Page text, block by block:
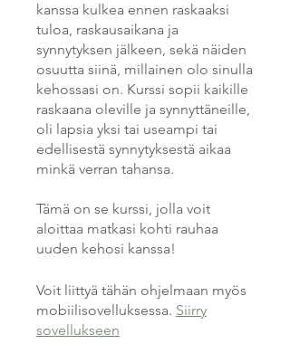
kanssa kulkea ennen raskaaksi
tuloa, raskausaikana ja
synnytyksen jälkeen, sekä näiden
osuutta siinä, millainen olo sinulla
kehossasi on. Kurssi sopii kaikille
raskaana oleville ja synnyttäneille,
oli lapsia yksi tai useampi tai
edellisestä synnytyksestä aikaa
minkä verran tahansa.
Tämä on se kurssi, jolla voit
aloittaa matkasi kohti rauhaa
uuden kehosi kanssa!
Voit liittyä tähän ohjelmaan myös
mobiilisovelluksessa. Siirry
sovellukseen